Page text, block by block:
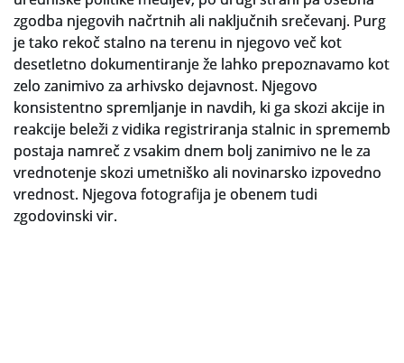
Anonimka
Virtualni.ZAC
Publikacije
zgodba njegovih načrtnih ali naključnih srečevanj. Purg
je tako rekoč stalno na terenu in njegovo več kot
desetletno dokumentiranje že lahko prepoznavamo kot
zelo zanimivo za arhivsko dejavnost. Njegovo
konsistentno spremljanje in navdih, ki ga skozi akcije in
reakcije beleži z vidika registriranja stalnic in sprememb
postaja namreč z vsakim dnem bolj zanimivo ne le za
vrednotenje skozi umetniško ali novinarsko izpovedno
vrednost. Njegova fotografija je obenem tudi
zgodovinski vir.